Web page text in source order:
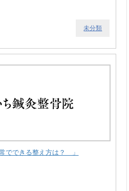
未分類
できる整え方は？ 」